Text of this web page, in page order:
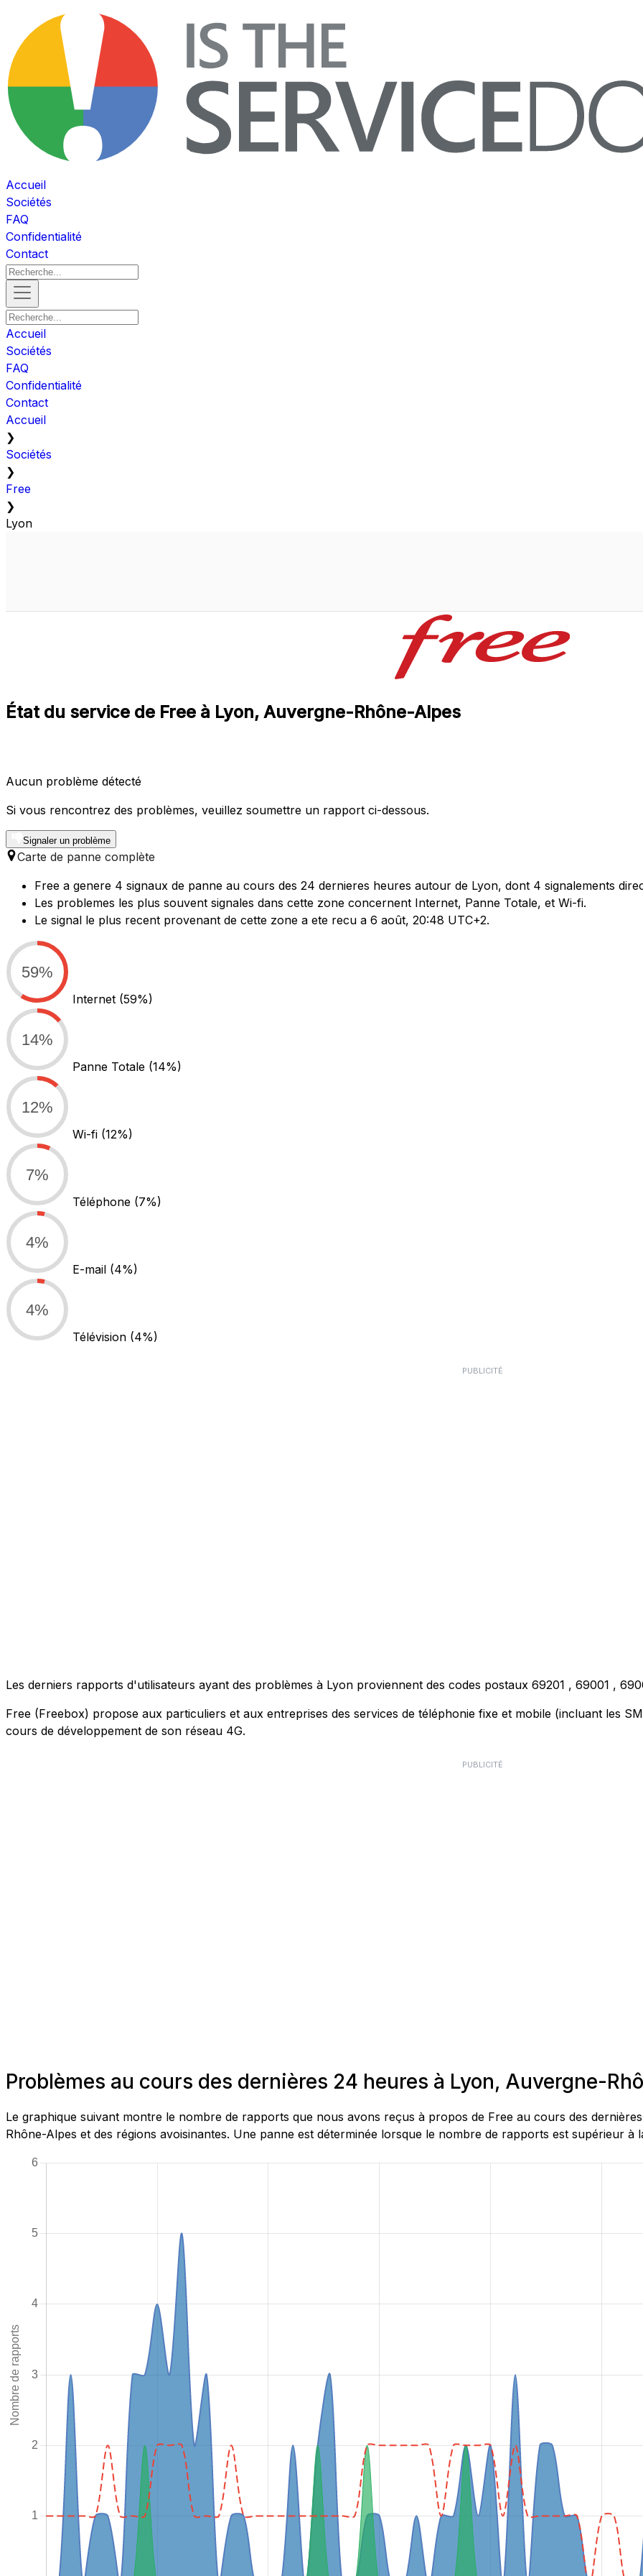
Accueil
Sociétés
FAQ
Confidentialité
Contact
Accueil
Sociétés
FAQ
Confidentialité
Contact
Accueil
❯
Sociétés
❯
Free
❯
Lyon
État du service de Free à Lyon, Auvergne-Rhône-Alpes
Aucun problème détecté
Si vous rencontrez des problèmes, veuillez soumettre un rapport ci-dessous.
Signaler un problème
Carte de panne complète
Free a genere 4 signaux de panne au cours des 24 dernieres heures autour de Lyon, dont 4 signalements
Les problemes les plus souvent signales dans cette zone concernent Internet, Panne Totale, et Wi-fi.
Le signal le plus recent provenant de cette zone a ete recu a 6 août, 20:48 UTC+2.
59%
Internet (59%)
14%
Panne Totale (14%)
12%
Wi-fi (12%)
7%
Téléphone (7%)
4%
E-mail (4%)
4%
Télévision (4%)
PUBLICITÉ
Les derniers rapports d'utilisateurs ayant des problèmes à Lyon proviennent des codes postaux 69201 , 69001 ,
Free (Freebox) propose aux particuliers et aux entreprises des services de téléphonie fixe et mobile (incluant les
cours de développement de son réseau 4G.
PUBLICITÉ
Problèmes au cours des dernières 24 heures à Lyon, Auvergne-
Le graphique suivant montre le nombre de rapports que nous avons reçus à propos de Free au cours des
Rhône-Alpes et des régions avoisinantes. Une panne est déterminée lorsque le nombre de rapports est supérieur à